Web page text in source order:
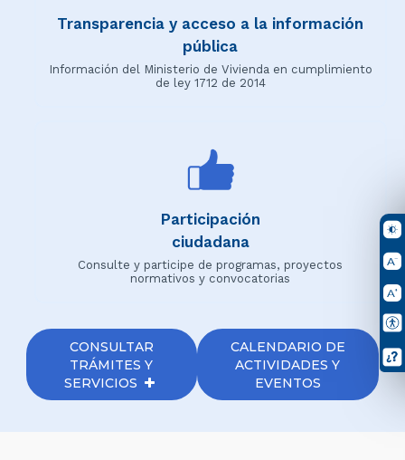
Transparencia y acceso a la información
pública
Información del Ministerio de Vivienda en cumplimiento
de ley 1712 de 2014
Participación
ciudadana
Consulte y participe de programas, proyectos
normativos y convocatorias
CONSULTAR
TRÁMITES Y
SERVICIOS
CALENDARIO DE
ACTIVIDADES Y
EVENTOS